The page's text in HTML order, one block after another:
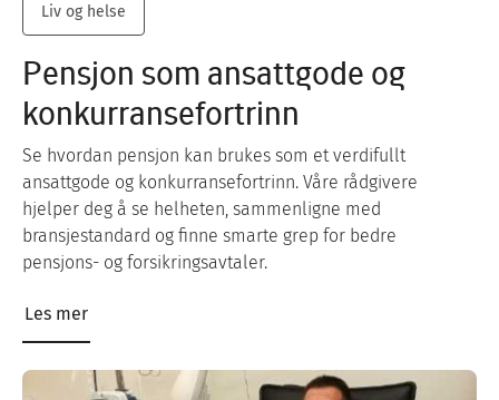
Liv og helse
Pensjon som ansattgode og
konkurransefortrinn
Se hvordan pensjon kan brukes som et verdifullt
ansattgode og konkurransefortrinn. Våre rådgivere
hjelper deg å se helheten, sammenligne med
bransjestandard og finne smarte grep for bedre
pensjons- og forsikringsavtaler.
Les mer